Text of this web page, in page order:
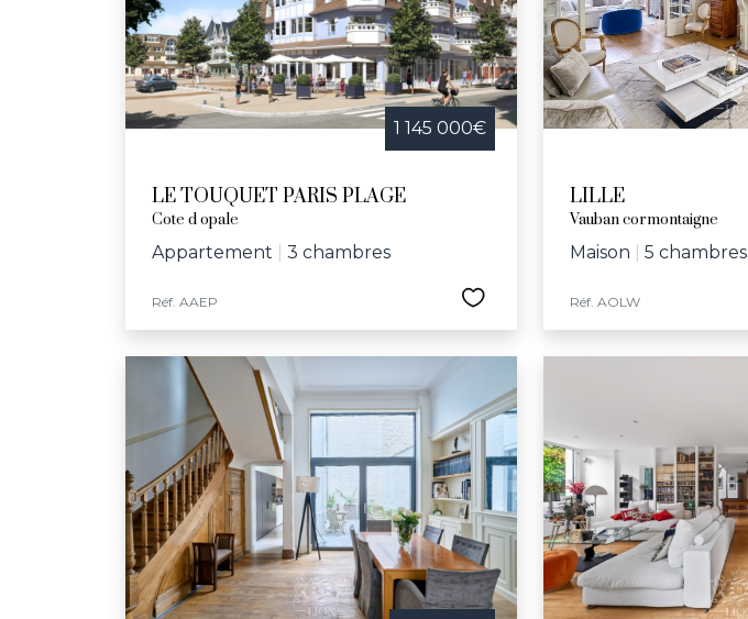
1 145 000€
LE TOUQUET PARIS PLAGE
Cote d opale
Appartement 3 chambres
Réf. AAEP
LILLE
Vauban cormontaigne
Maison 5 chambres
Réf. AOLW